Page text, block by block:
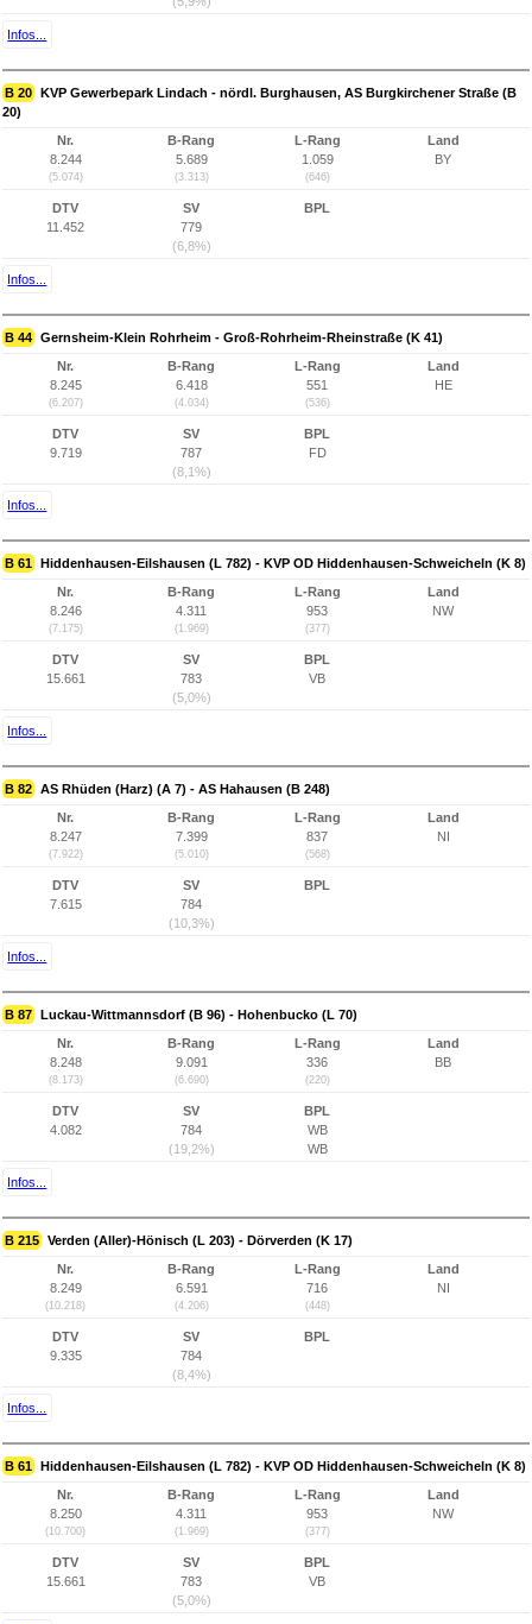
Infos...
B 20 KVP Gewerbepark Lindach - nördl. Burghausen, AS Burgkirchener Straße (B
20)
Nr.
8.244
(5.074)
B-Rang
5.689
(3.313)
L-Rang
1.059
(646)
Land
BY
DTV
11.452
SV
779
(6,8%)
BPL
Infos...
B 44 Gernsheim-Klein Rohrheim - Groß-Rohrheim-Rheinstraße (K 41)
Nr.
8.245
(6.207)
B-Rang
6.418
(4.034)
L-Rang
551
(536)
Land
HE
DTV
9.719
SV
787
(8,1%)
BPL
FD
Infos...
B 61 Hiddenhausen-Eilshausen (L 782) - KVP OD Hiddenhausen-Schweicheln (K 8)
Nr.
8.246
(7.175)
B-Rang
4.311
(1.969)
L-Rang
953
(377)
Land
NW
DTV
15.661
SV
783
(5,0%)
BPL
VB
Infos...
B 82 AS Rhüden (Harz) (A 7) - AS Hahausen (B 248)
Nr.
8.247
(7.922)
B-Rang
7.399
(5.010)
L-Rang
837
(568)
Land
NI
DTV
7.615
SV
784
(10,3%)
BPL
Infos...
B 87 Luckau-Wittmannsdorf (B 96) - Hohenbucko (L 70)
Nr.
8.248
(8.173)
B-Rang
9.091
(6.690)
L-Rang
336
(220)
Land
BB
DTV
4.082
SV
784
(19,2%)
BPL
WB
WB
Infos...
B 215 Verden (Aller)-Hönisch (L 203) - Dörverden (K 17)
Nr.
8.249
(10.218)
B-Rang
6.591
(4.206)
L-Rang
716
(448)
Land
NI
DTV
9.335
SV
784
(8,4%)
BPL
Infos...
B 61 Hiddenhausen-Eilshausen (L 782) - KVP OD Hiddenhausen-Schweicheln (K 8)
Nr.
8.250
(10.700)
B-Rang
4.311
(1.969)
L-Rang
953
(377)
Land
NW
DTV
15.661
SV
783
(5,0%)
BPL
VB